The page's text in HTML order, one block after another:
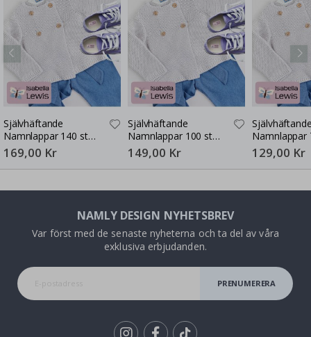
Självhäftande
Namnlappar 140 st
30x13 mm
169,00 Kr
Självhäftande
Namnlappar 100 st
30x13 mm
149,00 Kr
Namnlappar
30x13 mm
129,00 Kr
NAMLY DESIGN NYHETSBREV
Var först med de senaste nyheterna och ta del av våra
exklusiva erbjudanden.
PRENUMERERA